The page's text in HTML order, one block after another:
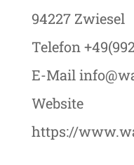
94227 Zwiesel
Telefon
E-Mail
Website
https://